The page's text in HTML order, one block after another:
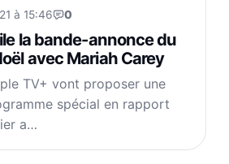
à 15:46 0
la bande-annonce du
avec Mariah Carey
TV+ vont proposer une
spécial en rapport
a…